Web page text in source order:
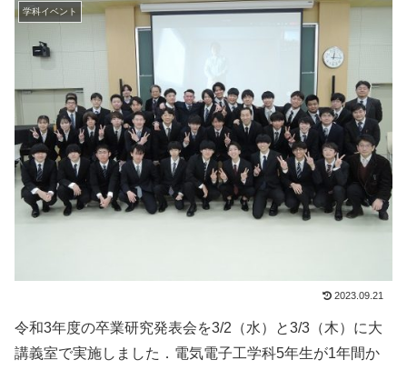
学科イベント
2023.09.21
令和3年度の卒業研究発表会を3/2（水）と3/3（木）に大
講義室で実施しました．電気電子工学科5年生が1年間か